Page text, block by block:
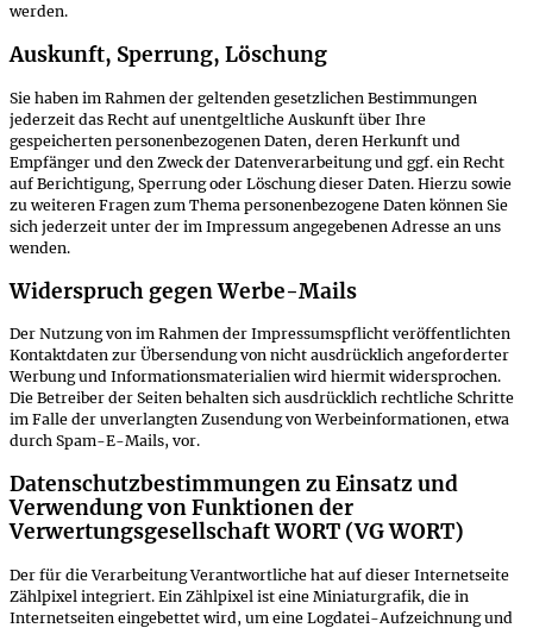
werden.
Auskunft, Sperrung, Löschung
Sie haben im Rahmen der geltenden gesetzlichen Bestimmungen
jederzeit das Recht auf unentgeltliche Auskunft über Ihre
gespeicherten personenbezogenen Daten, deren Herkunft und
Empfänger und den Zweck der Datenverarbeitung und ggf. ein Recht
auf Berichtigung, Sperrung oder Löschung dieser Daten. Hierzu sowie
zu weiteren Fragen zum Thema personenbezogene Daten können Sie
sich jederzeit unter der im Impressum angegebenen Adresse an uns
wenden.
Widerspruch gegen Werbe-Mails
Der Nutzung von im Rahmen der Impressumspflicht veröffentlichten
Kontaktdaten zur Übersendung von nicht ausdrücklich angeforderter
Werbung und Informationsmaterialien wird hiermit widersprochen.
Die Betreiber der Seiten behalten sich ausdrücklich rechtliche Schritte
im Falle der unverlangten Zusendung von Werbeinformationen, etwa
durch Spam-E-Mails, vor.
Datenschutzbestimmungen zu Einsatz und
Verwendung von Funktionen der
Verwertungsgesellschaft WORT (VG WORT)
Der für die Verarbeitung Verantwortliche hat auf dieser Internetseite
Zählpixel integriert. Ein Zählpixel ist eine Miniaturgrafik, die in
Internetseiten eingebettet wird, um eine Logdatei-Aufzeichnung und